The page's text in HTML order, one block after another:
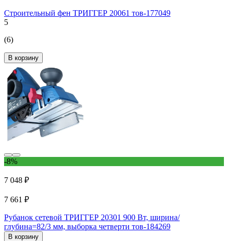
Строительный фен ТРИГГЕР 20061 тов-177049
5
(6)
В корзину
-8%
7 048 ₽
7 661 ₽
Рубанок сетевой ТРИГГЕР 20301 900 Вт, ширина/
глубина=82/3 мм, выборка четверти тов-184269
В корзину